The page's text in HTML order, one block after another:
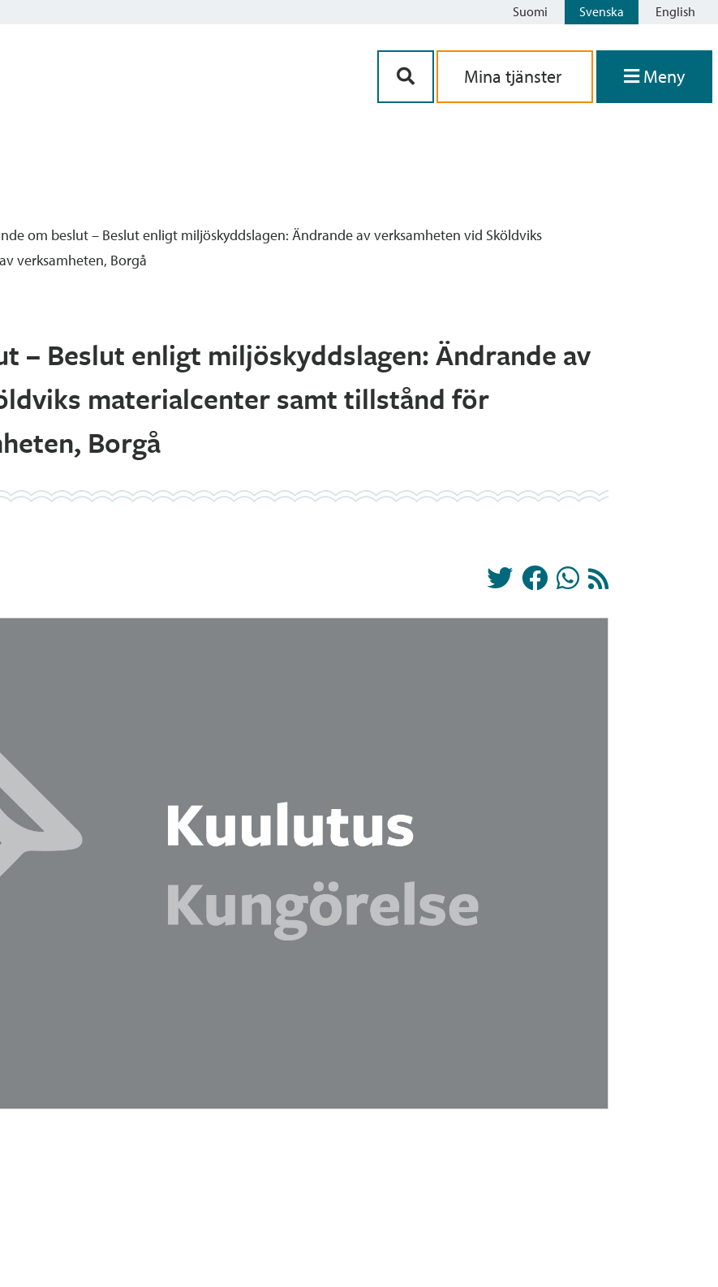
Suomi Svenska English
Mina tjänster Meny
om beslut – Beslut enligt miljöskyddslagen: Ändrande av verksamheten vid Sköldviks
verksamheten, Borgå
– Beslut enligt miljöskyddslagen: Ändrande av
materialcenter samt tillstånd för
Borgå